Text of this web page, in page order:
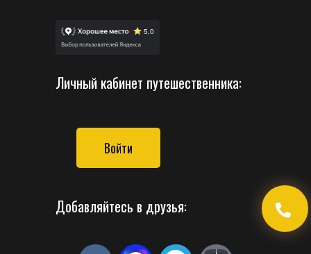
Личный кабинет путешественника:
Войти
Добавляйтесь в друзья: